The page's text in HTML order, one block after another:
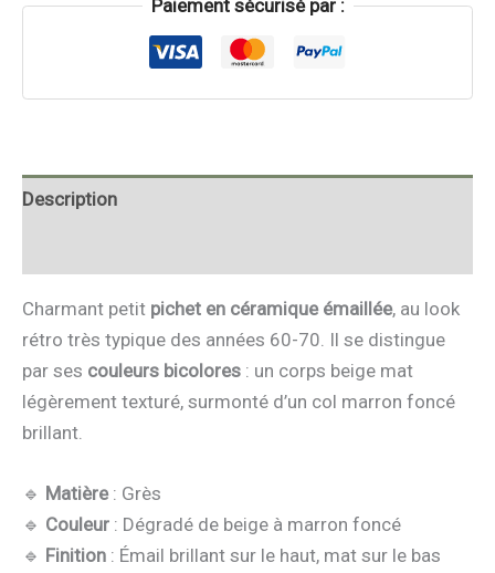
Paiement sécurisé par :
Description
Charmant petit pichet en céramique émaillée, au look
rétro très typique des années 60-70. Il se distingue
par ses couleurs bicolores : un corps beige mat
légèrement texturé, surmonté d’un col marron foncé
brillant.
🔹 Matière: Grès
🔹 Couleur : Dégradé de beige à marron foncé
🔹 Finition : Émail brillant sur le haut, mat sur le bas